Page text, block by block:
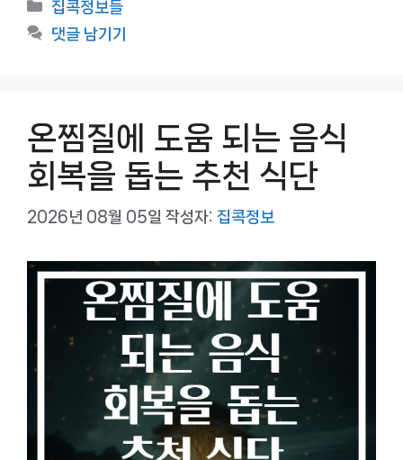
카
테
집콕정보들
댓글 남기기
온찜질에 도움 되는 음식
회복을 돕는 추천 식단
2026년 08월 05일 작성자: 집콕정보